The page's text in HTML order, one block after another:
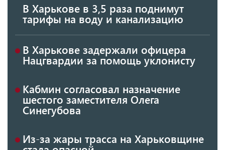
В Харькове в 3,5 раза поднимут
тарифы на воду и канализацию
В Харькове задержали офицера
Нацгвардии за помощь уклонисту
Кабмин согласовал назначение
шестого заместителя Олега
Синегубова
Из-за жары трасса на Харьковщине